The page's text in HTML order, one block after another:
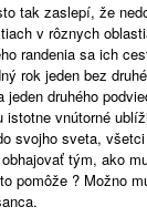
tak zaslepí, že
v rôznych
randenia sa ich
rok jeden bez
druhého
vnútorné
svojho sveta,
tým, ako
pomôže ? Možno